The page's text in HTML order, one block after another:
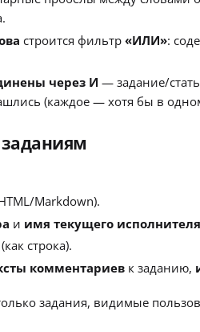
строится фильтр «ИЛИ»:
через И — задание/
(каждое — хотя бы в
Markdown).
и имя текущего исполнителя
(как строка).
комментариев к заданию,
задания, видимые